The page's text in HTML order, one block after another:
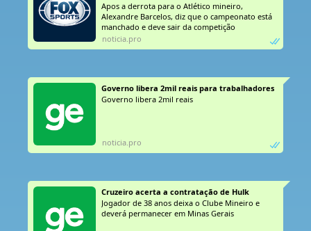
Apos a derrota para o Atlético mineiro,
Alexandre Barcelos, diz que o campeonato está
manchado e deve sair da competição
noticia.pro
Governo libera 2mil reais para trabalhadores
Governo libera 2mil reais
noticia.pro
Cruzeiro acerta a contratação de Hulk
Jogador de 38 anos deixa o Clube Mineiro e
deverá permanecer em Minas Gerais